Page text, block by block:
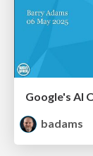
Google's AI
badams